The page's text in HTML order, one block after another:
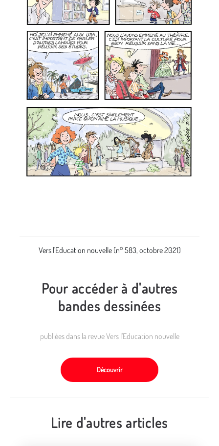
Vers l'Education nouvelle (n° 583, octobre 2021)
Pour accéder à d'autres
bandes dessinées
publiées dans la revue Vers l'Education nouvelle
Découvrir
Lire d'autres articles